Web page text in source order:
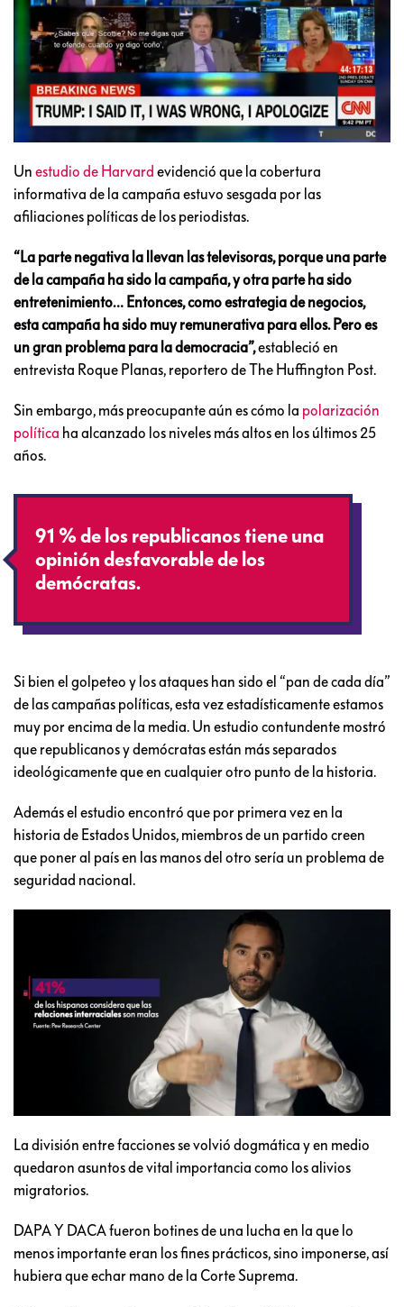
Un estudio de Harvard evidenció que la cobertura
informativa de la campaña estuvo sesgada por las
afiliaciones políticas de los periodistas.
“La parte negativa la llevan las televisoras, porque una parte
de la campaña ha sido la campaña, y otra parte ha sido
entretenimiento… Entonces, como estrategia de negocios,
esta campaña ha sido muy remunerativa para ellos. Pero es
un gran problema para la democracia”,estableció en
entrevista Roque Planas, reportero de The Huffington Post.
Sin embargo, más preocupante aún es cómo la polarización
política ha alcanzado los niveles más altos en los últimos 25
años.
91 % de los republicanos tiene una
opinión desfavorable de los
demócratas.
Si bien el golpeteo y los ataques han sido el “pan de cada día”
de las campañas políticas, esta vez estadísticamente estamos
muy por encima de la media. Un estudio contundente mostró
que republicanos y demócratas están más separados
ideológicamente que en cualquier otro punto de la historia.
Además el estudio encontró que por primera vez en la
historia de Estados Unidos, miembros de un partido creen
que poner al país en las manos del otro sería un problema de
seguridad nacional.
La división entre facciones se volvió dogmática y en medio
quedaron asuntos de vital importancia como los alivios
migratorios.
DAPA Y DACA fueron botines de una lucha en la que lo
menos importante eran los fines prácticos, sino imponerse, así
hubiera que echar mano de la Corte Suprema.